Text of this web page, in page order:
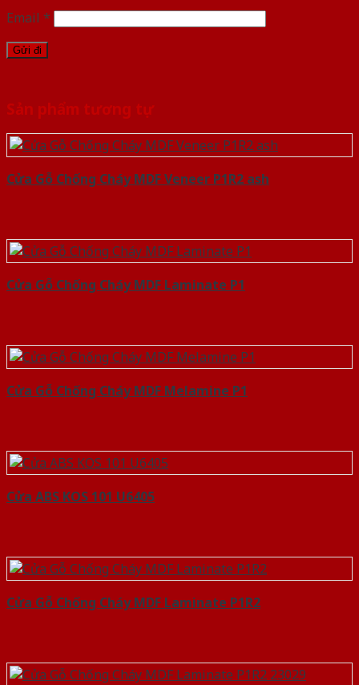
Email *
Sản phẩm tương tự
Cửa Gỗ Chống Cháy MDF Veneer P1R2 ash
Cửa Gỗ Chống Cháy MDF Laminate P1
Cửa Gỗ Chống Cháy MDF Melamine P1
Cửa ABS KOS 101 U6405
Cửa Gỗ Chống Cháy MDF Laminate P1R2